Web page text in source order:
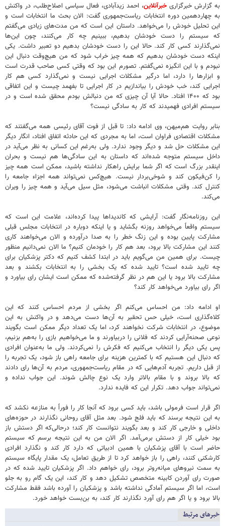
به گزارش خبرگزاریخبرآنلاین، احمد زیدآبادی، فعال سیاسی اصلاح‌طلب، در واکنش
به چهاردهمین دوره انتخابات ریاست‌جمهوری گفت: الان بحث ما انتخابات است و
این تحلیل خودش را می‌خواهد. داستان این است که من مدت‌های زیادی می‌گفتم
که سیستم را دست خودشان بدهیم، ببینیم چه کار می‌کنند، چون این‌ها
نمی‌گذارند کسی کار کند. حالا این را دست خودشان بدهیم دو تعبیر داشت. یکی
اینکه دست خودشان بدهیم که همه چیز خراب شود که من هیچ‌وقت دنبال این
نبودم و با این انگیزه نمی‌گفتم. تصورم این بود که وقتی کسی صاحب قدرت است
و ابزارها را دارد، اما درگیر مشکلات اجرایی نیست و نمی‌گذارد کسی هم کار
اجرایی کند، خب خودش را بیاندازیم در کار اجرایی تا بفهمد چیست و این اتفاقی
بود که ۱۴۰۰ افتاد. حالا آیا آن چیزی که من دنبالش بودم محقق شده است و در
سیستم افرادی فهمیدند که کار به سادگی نیست؟
بنابر روایت هم‌میهن، وی ادامه داد: تا قبل از فوت آقای رئیسی همه می‌گفتند که
مشکلات اقتصادی فراوان است، اما به مجردی که این حادثه اتفاق افتاد، انگار دیگر
این مشکلات حل شد و دیگر وجود ندارد. ولی به‌رغم این کسانی به نظر می‌آید در
داخل سیستم متوجه شده‌اند که داستان به این سادگی‌ها هم نیست و بحران
اینقدر بزرگ است که اگر شما برایش راهکار نداشته باشید، ممکن است همه چیز
را کن‌فیکون کند و شوخی‌بردار نیست. هیچ‌کس نمی‌تواند همه اجزاء جامعه را
کنترل کند. وقتی مشکلات انباشت می‌شود، مثل سیل می‌آید و همه چیز را ویران
می‌کند.
این روزنامه‌نگار گفت: آرایشی که کاندیداها پیدا کرده‌اند، علامت این است که
سیستم واقعاً می‌خواهد روزنه بگشاید و یا اینکه دوباره در انتخابات مجلس قبلی
مشارکت پایین بوده و این زنگ خطر را به صدا درآورده و الان می‌خواهند کاری
کنند این مشارکت بالا برود، بعد هم کار را خودمان کنیم؟ ما الان نمی‌دانیم منظور
چیست. برای همین من می‌گویم باید در ابتدا کشف کنیم که دکتر پزشکیان برای
چه تایید شده است؟ تایید شده که یک بخشی را به انتخابات بکشند و بعد
مشارکت بالا برود یا این هم در نظر گرفته‌شده‎ که ممکن است ایشان رای بیاورد و
اگر رای بیاورد می‌خواهد کار کند؟
او ادامه داد: من احساس می‌کنم اگر بخشی از مردم احساس کنند که این
کلاه‌گذاری است، خیلی حس تحقیر به آن‌ها دست می‌دهد و در واکنش به این
موضوع، در انتخابات شرکت نخواهند کرد، اما یک تعداد دیگر ممکن است بگویند
نوعی صحنه‌آرایی کردند که فلانی را دربیاورند و ما می‌خواهیم بازی را به‌هم بزنیم،
پس یکی دیگر را انتخاب می‌کنیم که فکرش را نمی‌کردند. ولی ما به‌عنوان افرادی
که دنبال این هستیم که با کمترین هزینه برای جامعه راهی باز شود، یک تجربه را
از قبل داریم. تجربه آدم‌هایی که در مقام ریاست‌جمهوری، مردم به آن‌ها رای دادند
که بالا بروند و با مقام بالاتر وارد یک نوع چالش شوند. این جواب نداده و
نمی‌تواند جواب دهد. تکرار این که فایده ندارد.
اگر قرار است فرمولی باشد، باید کسی برود که آنجا کار را فوراً به منازعه نکشد که
به این نتیجه برسند که باید فلج شود. بعد مثل آقای روحانی نگذارند در حوزه‌های
داخلی و خارجی کار کند و بعد بگویند نتوانست کار کند؛ درحالی‌که اگر دستش باز
بود خیلی کار از دستش برمی‌آمد. اگر الان من به این نتیجه برسم که سیستم
حاضر است با آقای پزشکیان با همین ادبیاتی که دارد کار کند و نگذارد افرادی
کارشکنی کنند، راهی را باز خواهد کرد تا از طریق تعامل، یک مقدار پایگاه سیستم
به سمت نیروهای میانه‌روتر برود، رای خواهم داد. اگر پزشکیان تایید شده که در
صورت رای آوردن کابینه متخصص تشکیل دهد و کار کند، این یک گام رو به جلو
است، اما اگر سیستم آمادگی نداشته باشد و پزشکیان را آورده باشد فقط مشارکت
بالا برود و یا اگر هم رای آورد نگذارند کار کند، به بن‌بست خواهد خورد.
خبرهای مرتبط